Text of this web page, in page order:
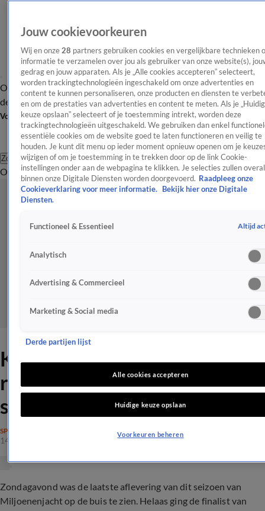
OverzichtAfleveringen Entertainment TV Algemeen
Tip
de redactieNieuwsbrief
Volg Shownieuws
Zoeken
OverzichtEntertainmentSpraakmakendRealityCrimeVideo's
Kijkers Miljoenenjacht
reageren massaal op 'slecht
seizoen'
SPELPROGRAMMA'S
14 apr 2024, 21:14
Zondagavond was de laatste aflevering van dit seizoen van
Miljoenenjacht op de buis te zien. Helaas ging de finalist van
Jouw cookievoorkeuren
Wij en onze 28 partners gebruiken cookies en vergelijkbare technieken
informatie te verzamelen over jou als gebruiker van onze website(s),
gedrag en jouw apparaten. Als je „Alle cookies accepteren” selecteert,
worden trackingtechnologieën ingeschakeld om onze advertenties en
content te kunnen personaliseren, onze producten en diensten te
en om de prestaties van advertenties en content te meten. Als je
keuze opslaan” selecteert of je toestemming intrekt, worden deze
trackingtechnologieën uitgeschakeld. We gebruiken dan enkel
essentiële cookies om de website goed te laten functioneren en veilig te
houden. Je kunt dit menu op ieder moment opnieuw openen om je
wijzigen of om je toestemming in te trekken door op de link Cookie-
instellingen onder aan de webpagina te klikken. Je selecties zullen overal
binnen onze Digitale Diensten worden doorgevoerd. Raadpleeg onze
Cookieverklaring voor meer informatie.
Bekijk hier onze Digitale
Diensten.
Functioneel & Essentieel Altijd
Analytisch
Advertising & Commercieel
Marketing & Social media
Derde partijen lijst
Alle cookies accepteren
Huidige keuze opslaan
Voorkeuren beheren